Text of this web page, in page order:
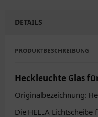
DETAILS
PRODUKTBESCHREIBUNG
Heckleuchte Glas
Originalbezeichnung:
Die HELLA Lichtscheibe